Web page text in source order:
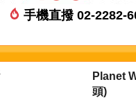
手機直撥 02-2282-
Planet
頭)